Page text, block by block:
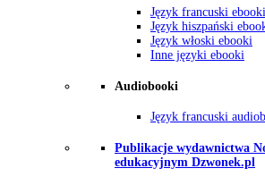
Język francuski ebooki
Język hiszpański
Język włoski ebooki
Inne języki ebooki
Audiobooki
Język francuski
Publikacje wydawnictwa
edukacyjnym Dzwonek.pl